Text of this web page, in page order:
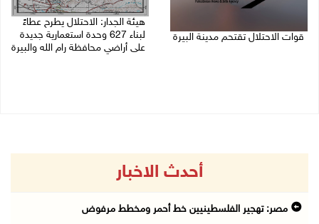
قوات الاحتلال تقتحم مدينة البيرة
هيئة الجدار: الاحتلال يطرح عطاءً
لبناء 627 وحدة استعمارية جديدة
على أراضي محافظة رام الله والبيرة
أحدث الاخبار
مصر: تهجير الفلسطينيين خط أحمر ومخطط مرفوض